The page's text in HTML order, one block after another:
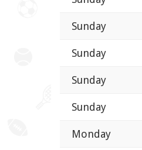
Sunday
Sunday
Sunday
Sunday
Monday